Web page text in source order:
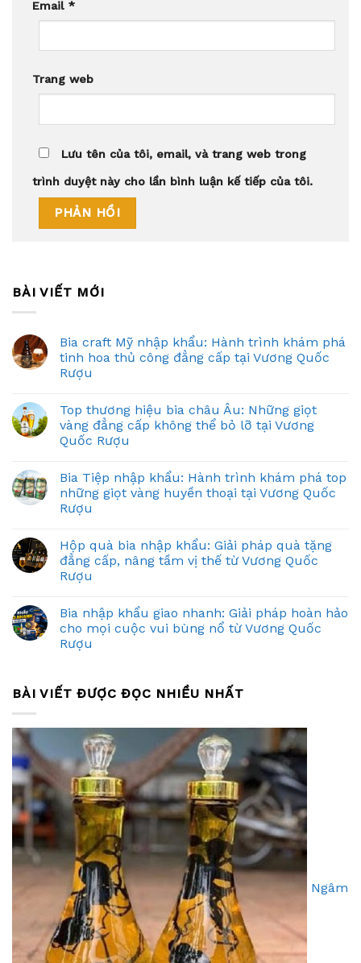
Email *
Trang web
Lưu tên của tôi, email, và trang web trong
trình duyệt này cho lần bình luận kế tiếp của tôi.
BÀI VIẾT MỚI
Bia craft Mỹ nhập khẩu: Hành trình khám phá
tinh hoa thủ công đẳng cấp tại Vương Quốc
Rượu
Top thương hiệu bia châu Âu: Những giọt
vàng đẳng cấp không thể bỏ lỡ tại Vương
Quốc Rượu
Bia Tiệp nhập khẩu: Hành trình khám phá top
những giọt vàng huyền thoại tại Vương Quốc
Rượu
Hộp quà bia nhập khẩu: Giải pháp quà tặng
đẳng cấp, nâng tầm vị thế từ Vương Quốc
Rượu
Bia nhập khẩu giao nhanh: Giải pháp hoàn hảo
cho mọi cuộc vui bùng nổ từ Vương Quốc
Rượu
BÀI VIẾT ĐƯỢC ĐỌC NHIỀU NHẤT
Ngâm